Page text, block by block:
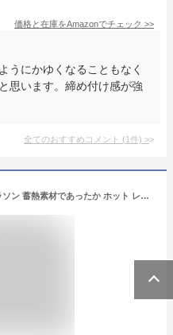
価格と在庫をAmazonでチェック >>
うにかゆくなることもなく
思います。締め付け感が強
全てのおすすめコメント (1件) >
【店内全品5％引き】お買物マラソン 蓄熱素材であったか ホット レッグウォーマー ミリタリー迷彩 冷え性 足元 足首 対策 ホットハグシリーズ 熱収集発熱素材 暖かい おしゃれ かわいい ダウン ぽかぽか 裏ボア 裏起毛 アームウォーマー CARESTAR